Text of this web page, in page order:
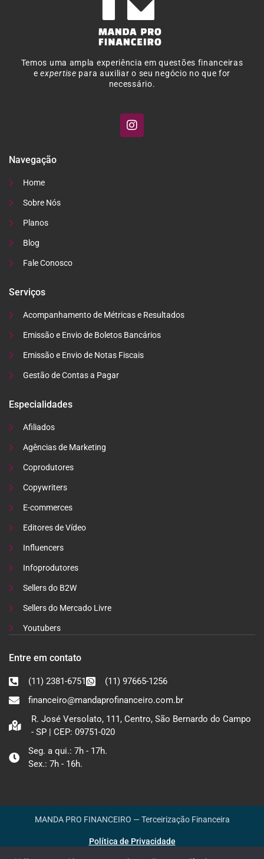
Temos uma ampla experiência em questões financeiras
eexpertise para auxiliar o seu negócio no que for
necessário.
Navegação
Home
Sobre Nós
Planos
Blog
Fale Conosco
Serviços
Acompanhamento de Métricas e Resultados
Emissão e Envio de Boletos Bancários
Emissão e Envio de Notas Fiscais
Gestão de Contas a Pagar
Especialidades
Afiliados
Agências de Marketing
Coprodutores
Copywriters
E-commerces
Editores de Vídeo
Influencers
Infoprodutores
Sellers do B2W
Sellers do Mercado Livre
Youtubers
Entre em contato
(11) 2381-6751
(11) 97665-1256
financeiro@mandaprofinanceiro.com.br
R. José Versolato, 111, Centro, São Bernardo do Campo
- SP | CEP: 09751-020
Seg. a qui.: 7h - 17h.
Sex.: 7h - 16h.
MANDA PRO FINANCEIRO — Terceirização Financeira
Política de Privacidade